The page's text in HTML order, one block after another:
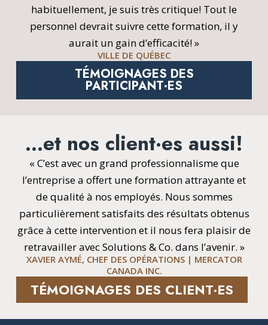
habituellement, je suis très critique! Tout le
personnel devrait suivre cette formation, il y
aurait un gain d’efficacité! »
VILLE DE QUÉBEC
TÉMOIGNAGES DES
PARTICIPANT·ES
…et nos client·es aussi!
« C’est avec un grand professionnalisme que
l’entreprise a offert une formation attrayante et
de qualité à nos employés. Nous sommes
particulièrement satisfaits des résultats obtenus
grâce à cette intervention et il nous fera plaisir de
retravailler avec Solutions & Co. dans l’avenir. »
XAVIER AYMÉ, CHEF DES OPÉRATIONS | MERCATOR
CANADA INC.
TÉMOIGNAGES DES CLIENT·ES